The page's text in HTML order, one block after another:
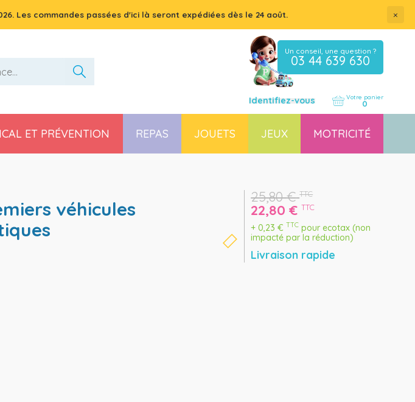
. Les commandes passées d'ici là seront expédiées dès le 24 août. ×
Un conseil, une question ?
03 44 639 630
Identifiez-vous Votre panier
0
ET PRÉVENTION REPAS JOUETS JEUX MOTRICITÉ
25,80€ TTC
22,80€ TTC
+0,23€ TTC pour ecotax (non
impacté par la réduction)
Livraison rapide